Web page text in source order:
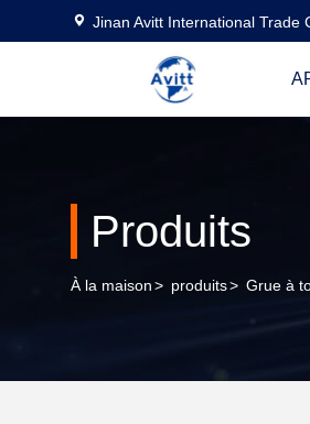
Jinan Avitt International Trade
Produits
À la maison> produits> Grue à